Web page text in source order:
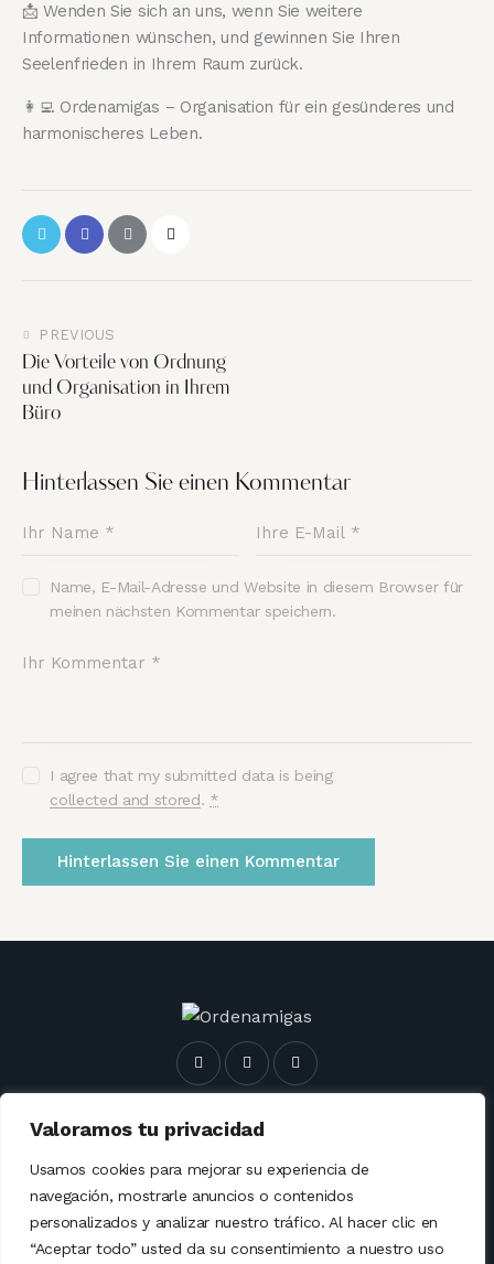
Valoramos tu privacidad
Usamos cookies para mejorar su experiencia de
navegación, mostrarle anuncios o contenidos
personalizados y analizar nuestro tráfico. Al hacer clic en
“Aceptar todo” usted da su consentimiento a nuestro uso
📩 Wenden Sie sich an uns, wenn Sie weitere
Informationen wünschen, und gewinnen Sie Ihren
Seelenfrieden in Ihrem Raum zurück.
👩‍💻 Ordenamigas – Organisation für ein gesünderes und
harmonischeres Leben.
PREVIOUS
Die Vorteile von Ordnung
und Organisation in Ihrem
Büro
Hinterlassen Sie einen Kommentar
Name, E-Mail-Adresse und Website in diesem Browser für
meinen nächsten Kommentar speichern.
I agree that my submitted data is being
collected and stored. *
Rechtshinw Cookie-Richtlinie
Datenschutzbestimmungen